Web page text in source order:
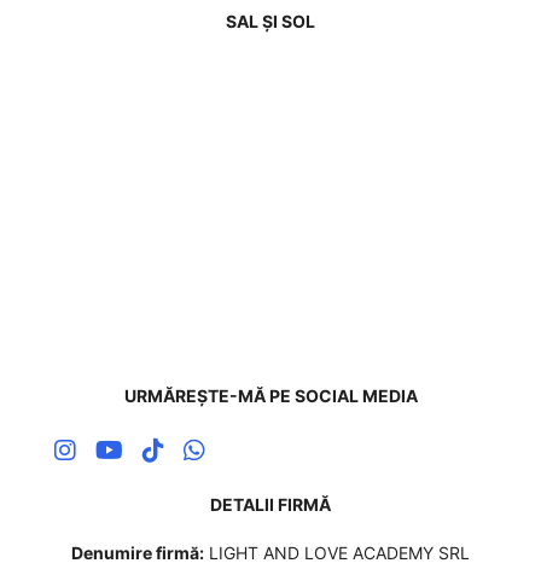
SAL ȘI SOL
URMĂREȘTE-MĂ PE SOCIAL MEDIA
DETALII FIRMĂ
Denumire firmă: LIGHT AND LOVE ACADEMY SRL